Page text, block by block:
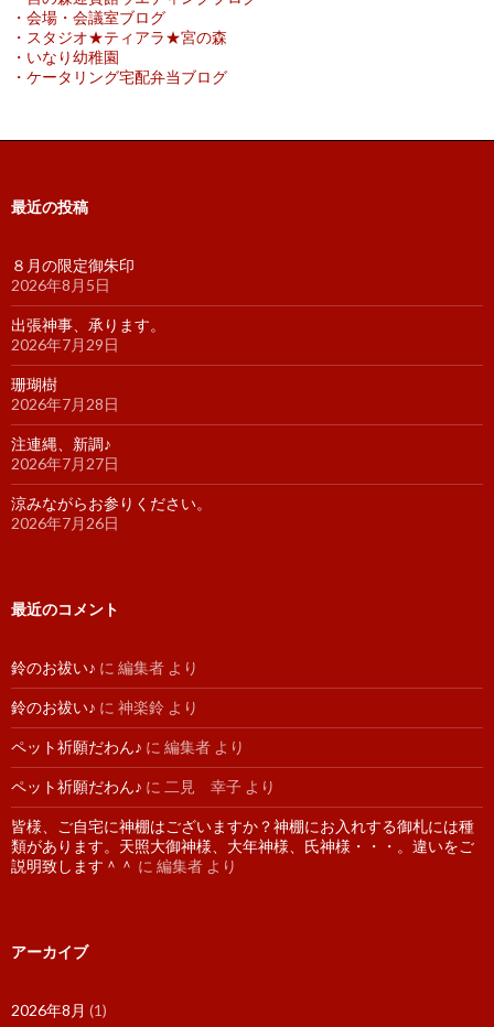
・会場・会議室ブログ
・スタジオ★ティアラ★宮の森
・いなり幼稚園
・ケータリング宅配弁当ブログ
最近の投稿
８月の限定御朱印
2026年8月5日
出張神事、承ります。
2026年7月29日
珊瑚樹
2026年7月28日
注連縄、新調♪
2026年7月27日
涼みながらお参りください。
2026年7月26日
最近のコメント
鈴のお祓い♪ に 編集者 より
鈴のお祓い♪ に 神楽鈴 より
ペット祈願だわん♪ に 編集者 より
ペット祈願だわん♪ に 二見 幸子 より
皆様、ご自宅に神棚はございますか？神棚にお入れする御札には種
類があります。天照大御神様、大年神様、氏神様・・・。違いをご
説明致します＾＾ に 編集者 より
アーカイブ
2026年8月 (1)